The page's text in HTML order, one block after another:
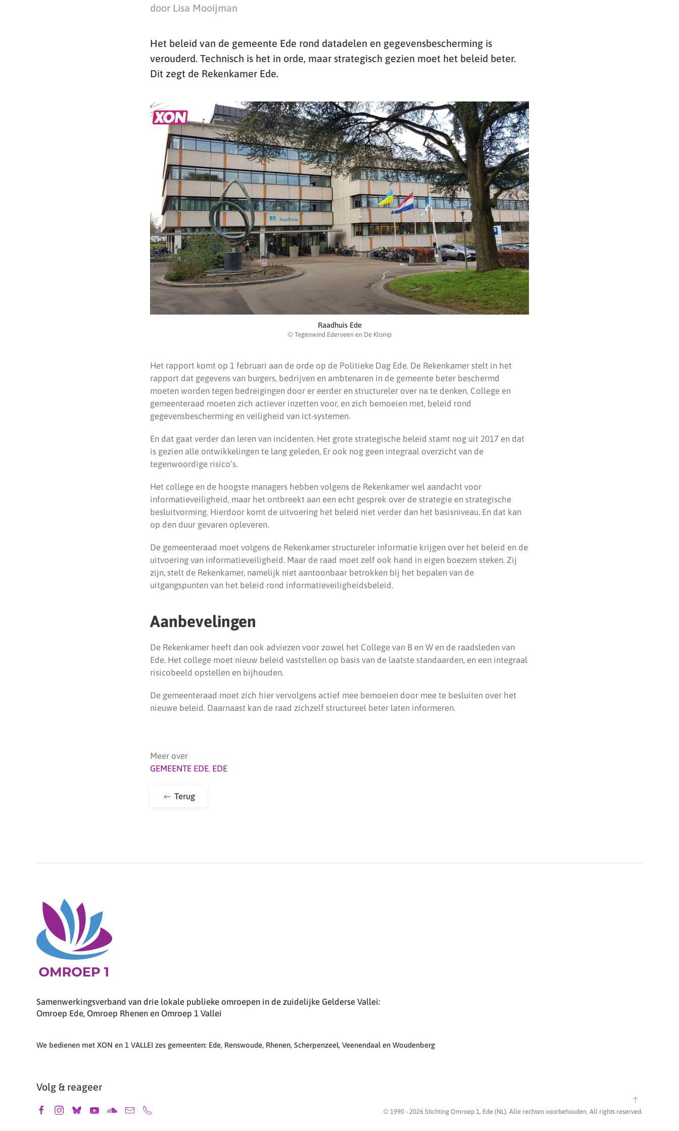
door Lisa Mooijman
Het beleid van de gemeente Ede rond datadelen en gegevensbescherming is
verouderd. Technisch is het in orde, maar strategisch gezien moet het beleid beter.
Dit zegt de Rekenkamer Ede.
Raadhuis Ede
© Tegenwind Ederveen en De Klomp
Het rapport komt op 1 februari aan de orde op de Politieke Dag Ede. De Rekenkamer stelt in het
rapport dat gegevens van burgers, bedrijven en ambtenaren in de gemeente beter beschermd
moeten worden tegen bedreigingen door er eerder en structureler over na te denken. College en
gemeenteraad moeten zich actiever inzetten voor, en zich bemoeien met, beleid rond
gegevensbescherming en veiligheid van ict-systemen.
En dat gaat verder dan leren van incidenten. Het grote strategische beleid stamt nog uit 2017 en dat
is gezien alle ontwikkelingen te lang geleden, Er ook nog geen integraal overzicht van de
tegenwoordige risico’s.
Het college en de hoogste managers hebben volgens de Rekenkamer wel aandacht voor
informatieveiligheid, maar het ontbreekt aan een echt gesprek over de strategie en strategische
besluitvorming. Hierdoor komt de uitvoering het beleid niet verder dan het basisniveau. En dat kan
op den duur gevaren opleveren.
De gemeenteraad moet volgens de Rekenkamer structureler informatie krijgen over het beleid en de
uitvoering van informatieveiligheid. Maar de raad moet zelf ook hand in eigen boezem steken. Zij
zijn, stelt de Rekenkamer, namelijk niet aantoonbaar betrokken bij het bepalen van de
uitgangspunten van het beleid rond informatieveiligheidsbeleid.
Aanbevelingen
De Rekenkamer heeft dan ook adviezen voor zowel het College van B en W en de raadsleden van
Ede. Het college moet nieuw beleid vaststellen op basis van de laatste standaarden, en een integraal
risicobeeld opstellen en bijhouden.
De gemeenteraad moet zich hier vervolgens actief mee bemoeien door mee te besluiten over het
nieuwe beleid. Daarnaast kan de raad zichzelf structureel beter laten informeren.
Meer over
GEMEENTE EDE, EDE
Terug
Samenwerkingsverband van drie lokale publieke omroepen in de zuidelijke Gelderse Vallei:
Omroep Ede, Omroep Rhenen en Omroep 1 Vallei
We bedienen met XON en 1 VALLEI zes gemeenten: Ede, Renswoude, Rhenen, Scherpenzeel, Veenendaal en Woudenberg
Volg & reageer
© 1990 - 2026 Stichting Omroep 1, Ede (NL). Alle rechten voorbehouden. All rights reserved.